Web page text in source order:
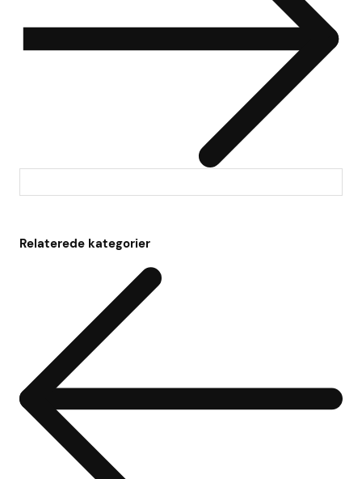
Relaterede kategorier